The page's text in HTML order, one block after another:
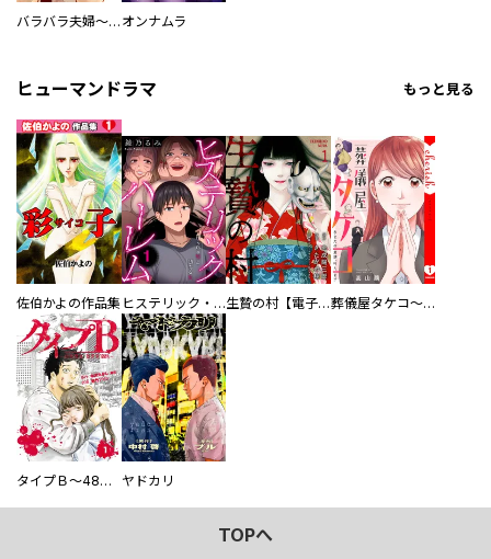
バラバラ夫婦～手足をなくした夫はまだ生きてる オンナムラ
ヒューマンドラマ もっと見る
佐伯かよの作品集 ヒステリック・ハーレム～搾られる男と堕ちる女～【電子単行本版】 生贄の村【電子単行本版】 葬儀屋タケコ～あなたの最期、叶えます【電子単行本版】
タイプＢ～48時間後、致死率100％～【単話】 ヤドカリ
TOPへ